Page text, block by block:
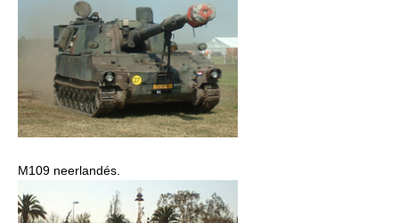
M109 neerlandés.